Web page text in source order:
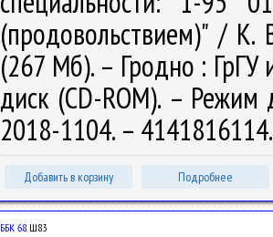
(продовольствием)" / К.
(267 Мб). – Гродно : ГрГУ
диск (CD-ROM). –
2018-1104. –
Добавить в корзину Подробнее
ББК 68.Ш83